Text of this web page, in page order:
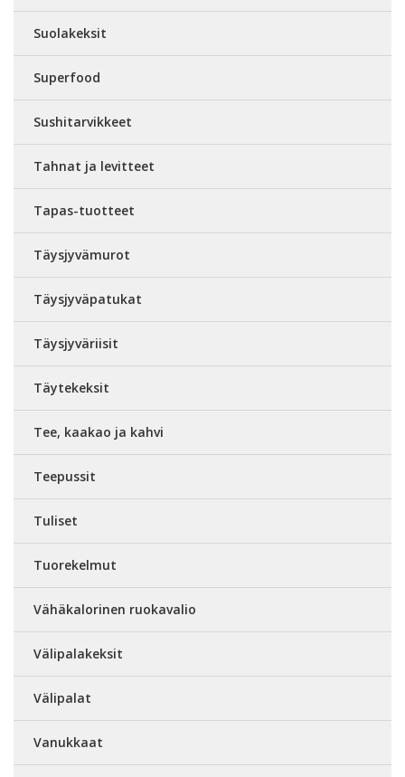
Suolakeksit
Superfood
Sushitarvikkeet
Tahnat ja levitteet
Tapas-tuotteet
Täysjyvämurot
Täysjyväpatukat
Täysjyväriisit
Täytekeksit
Tee, kaakao ja kahvi
Teepussit
Tuliset
Tuorekelmut
Vähäkalorinen ruokavalio
Välipalakeksit
Välipalat
Vanukkaat